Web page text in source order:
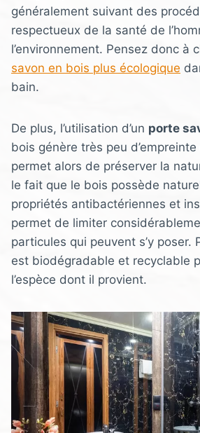
généralement suivant des
respectueux de la santé de
l’environnement. Pensez donc à
savon en bois plus écologique
bain.
De plus, l’utilisation d’un porte
bois génère très peu
permet alors de préserver la
le fait que le bois possède
propriétés antibactériennes et
permet de limiter
particules qui peuvent s’y poser.
est biodégradable et recyclable
l’espèce dont il provient.